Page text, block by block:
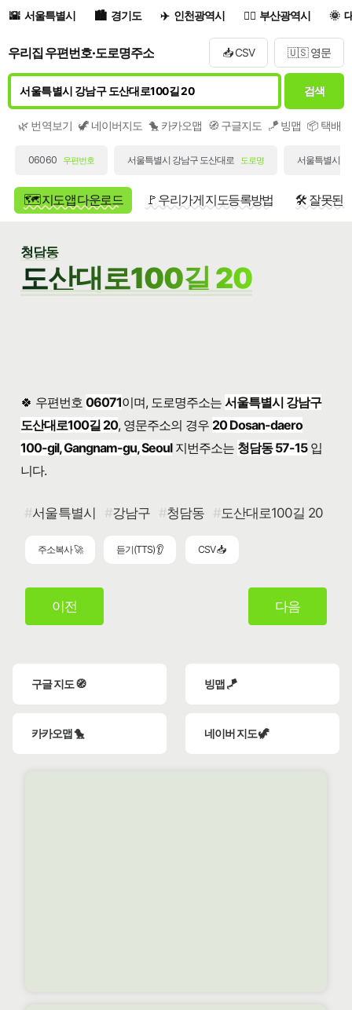
서울특별시 경기도 인천광역시 부산광역시
우리집 우편번호·도로명주소 📥 CSV 🇺🇸 영문
검색
🌿 번역보기 🦖 네이버지도 🐤 카카오맵 🧭 구글지도 🪁 빙맵 📦 택배/
06060 우편번호 서울특별시 강남구 도산대로 도로명 서울특별시
🗺️ 지도앱 다운로드 🚩 우리가게 지도등록방법 🛠️ 잘못된
청담동
도산대로100길 20
🍀 우편번호 06071이며, 도로명주소는서울특별시 강남구
도산대로100길 20, 영문주소의 경우 20 Dosan-daero
100-gil, Gangnam-gu, Seoul지번주소는 청담동 57-15입
니다.
서울특별시 강남구 청담동 도산대로100길 20
주소복사 🚀 듣기(TTS) 👂 CSV 📥
이전 다음
구글 지도 🧭 빙맵 🪁
카카오맵 🐤 네이버 지도 🦖